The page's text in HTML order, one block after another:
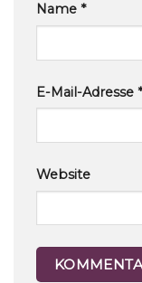
Name *
E-Mail-Adresse *
Website